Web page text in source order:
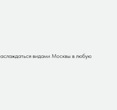
видами Москвы в любую